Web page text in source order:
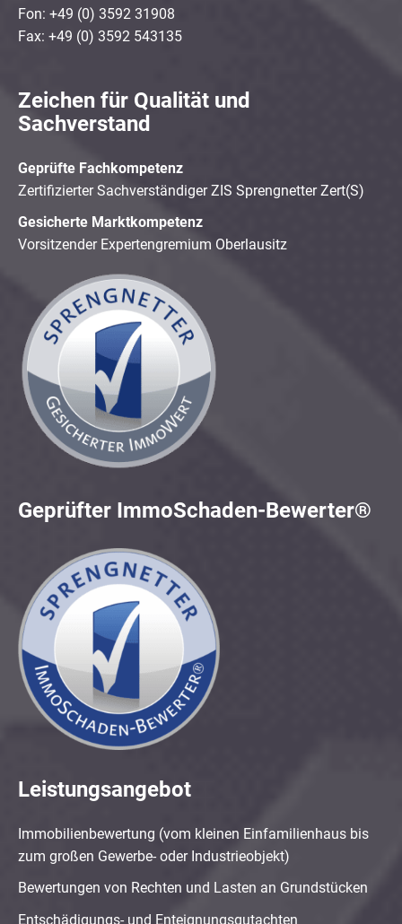
Fon: +49 (0) 3592 31908
Fax: +49 (0) 3592 543135
Zeichen für Qualität und
Sachverstand
Geprüfte Fachkompetenz
Zertifizierter Sachverständiger ZIS Sprengnetter Zert(S)
Gesicherte Marktkompetenz
Vorsitzender Expertengremium Oberlausitz
Geprüfter ImmoSchaden-Bewerter®
Leistungsangebot
Immobilienbewertung (vom kleinen Einfamilienhaus bis
zum großen Gewerbe- oder Industrieobjekt)
Bewertungen von Rechten und Lasten an Grundstücken
Entschädigungs- und Enteignungsgutachten